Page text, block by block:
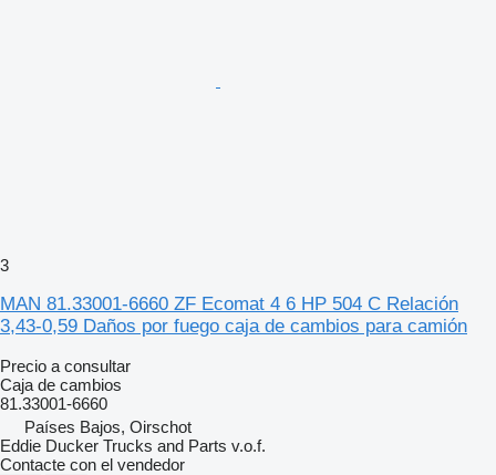
3
MAN 81.33001-6660 ZF Ecomat 4 6 HP 504 C Relación
3,43-0,59 Daños por fuego caja de cambios para camión
Precio a consultar
Caja de cambios
81.33001-6660
Países Bajos, Oirschot
Eddie Ducker Trucks and Parts v.o.f.
Contacte con el vendedor